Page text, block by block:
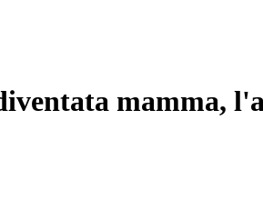
mamma,